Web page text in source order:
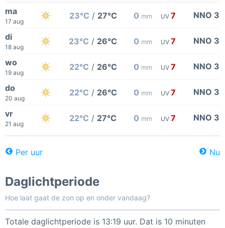
ma
17 aug
23°C / 27°C 0 mm UV 7 NNO 3
di
18 aug
23°C / 26°C 0 mm UV 7 NNO 3
wo
19 aug
22°C / 26°C 0 mm UV 7 NNO 3
do
20 aug
22°C / 26°C 0 mm UV 7 NNO 3
vr
21 aug
22°C / 27°C 0 mm UV 7 NNO 3
Per uur Nu
Daglichtperiode
Hoe laat gaat de zon op en onder vandaag?
Totale daglichtperiode is 13:19 uur. Dat is 10 minuten